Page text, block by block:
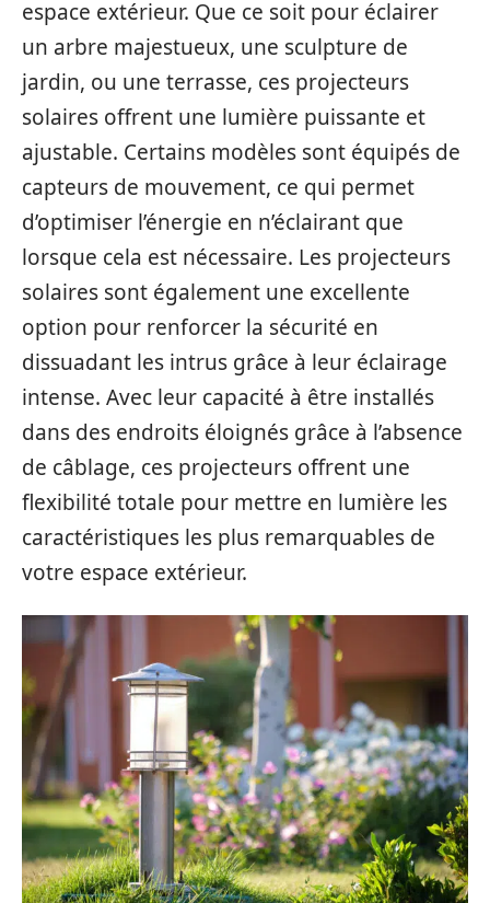
espace extérieur. Que ce soit pour éclairer
un arbre majestueux, une sculpture de
jardin, ou une terrasse, ces projecteurs
solaires offrent une lumière puissante et
ajustable. Certains modèles sont équipés de
capteurs de mouvement, ce qui permet
d’optimiser l’énergie en n’éclairant que
lorsque cela est nécessaire. Les projecteurs
solaires sont également une excellente
option pour renforcer la sécurité en
dissuadant les intrus grâce à leur éclairage
intense. Avec leur capacité à être installés
dans des endroits éloignés grâce à l’absence
de câblage, ces projecteurs offrent une
flexibilité totale pour mettre en lumière les
caractéristiques les plus remarquables de
votre espace extérieur.